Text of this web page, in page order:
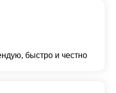
быстро и честно